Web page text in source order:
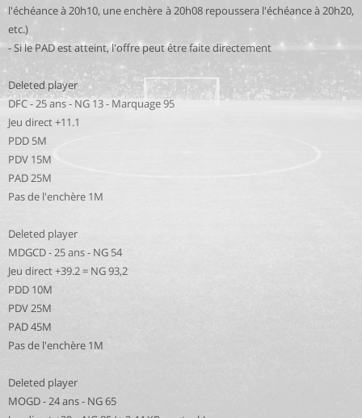
l'échéance à 20h10, une enchère à 20h08 repoussera l'échéance à 20h20,
etc.)
- Si le PAD est atteint, l'offre peut être faite directement
Deleted player
DFC - 25 ans - NG 13 - Marquage 95
Jeu direct +11.1
PDD 5M
PDV 15M
PAD 25M
Pas de l'enchère 1M
Deleted player
MDGCD - 25 ans - NG 54
Jeu direct +39.2 = NG 93,2
PDD 10M
PDV 25M
PAD 45M
Pas de l'enchère 1M
Deleted player
MOGD - 24 ans - NG 65